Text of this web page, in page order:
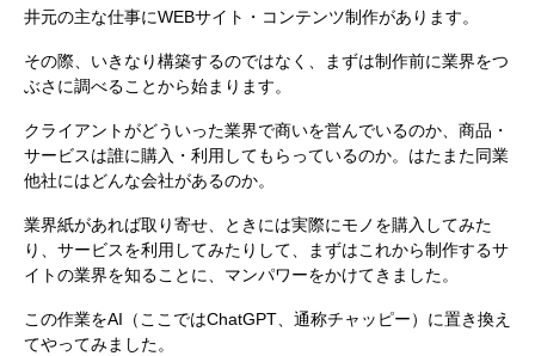
井元の主な仕事にWEBサイト・コンテンツ制作があります。
その際、いきなり構築するのではなく、まずは制作前に業界をつ
ぶさに調べることから始まります。
クライアントがどういった業界で商いを営んでいるのか、商品・
サービスは誰に購入・利用してもらっているのか。はたまた同業
他社にはどんな会社があるのか。
業界紙があれば取り寄せ、ときには実際にモノを購入してみた
り、サービスを利用してみたりして、まずはこれから制作するサ
イトの業界を知ることに、マンパワーをかけてきました。
この作業をAI（ここではChatGPT、通称チャッピー）に置き換え
てやってみました。